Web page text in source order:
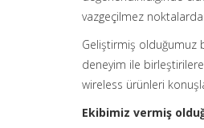
vazgeçilmez
Geliştirmiş olduğumuz
deneyim ile
wireless ürünleri
Ekibimiz vermiş